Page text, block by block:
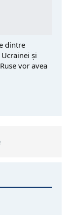
dintre
și
vor avea